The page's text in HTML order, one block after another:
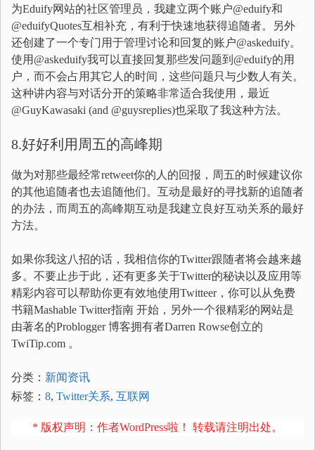
为Eduify网站的社区管理员，我建立两个账户@eduify和
@eduifyQuotes互相补充，有利于快速地获得追随者。另外
还创建了一个专门用于管理讨论和回复的账户@askeduify。
使用@askeduify我可以直接回复那些发问题到@eduify的用
户，而不会占用其它人的时间，这些问题只与少数人有关。
这种讲内容与对话分开的策略非常适合我使用，最近
@GuyKawasaki (and @guysreplies)也采取了我这种方法。
8.好好利用周五的高峰期
做为对那些最经常retweet你的人的回报，周五的时候建议你
的其他追随者也去追随他们。互动是最好的寻找新的追随者
的办法，而周五的高峰期互动是我建立良好互动关系的最好
方法。
如果你我这八招的话，我相信你的Twitter跟随者将会越来越
多。不要止步于此，还有更多关于Twitter的秘诀以及应用等
精彩内容可以帮助你更有效地使用Twitteer，你可以从免费
书籍Mashable Twitter指南 开始，另外一个很精彩的网站是
由著名的Problogger 博客拥有者Darren Rowse创立的
TwiTip.com 。
分类： 新闻资讯
标签： 8, Twitter关系, 互联网
* 版权声明：作者WordPress啦！ 转载请注明出处。